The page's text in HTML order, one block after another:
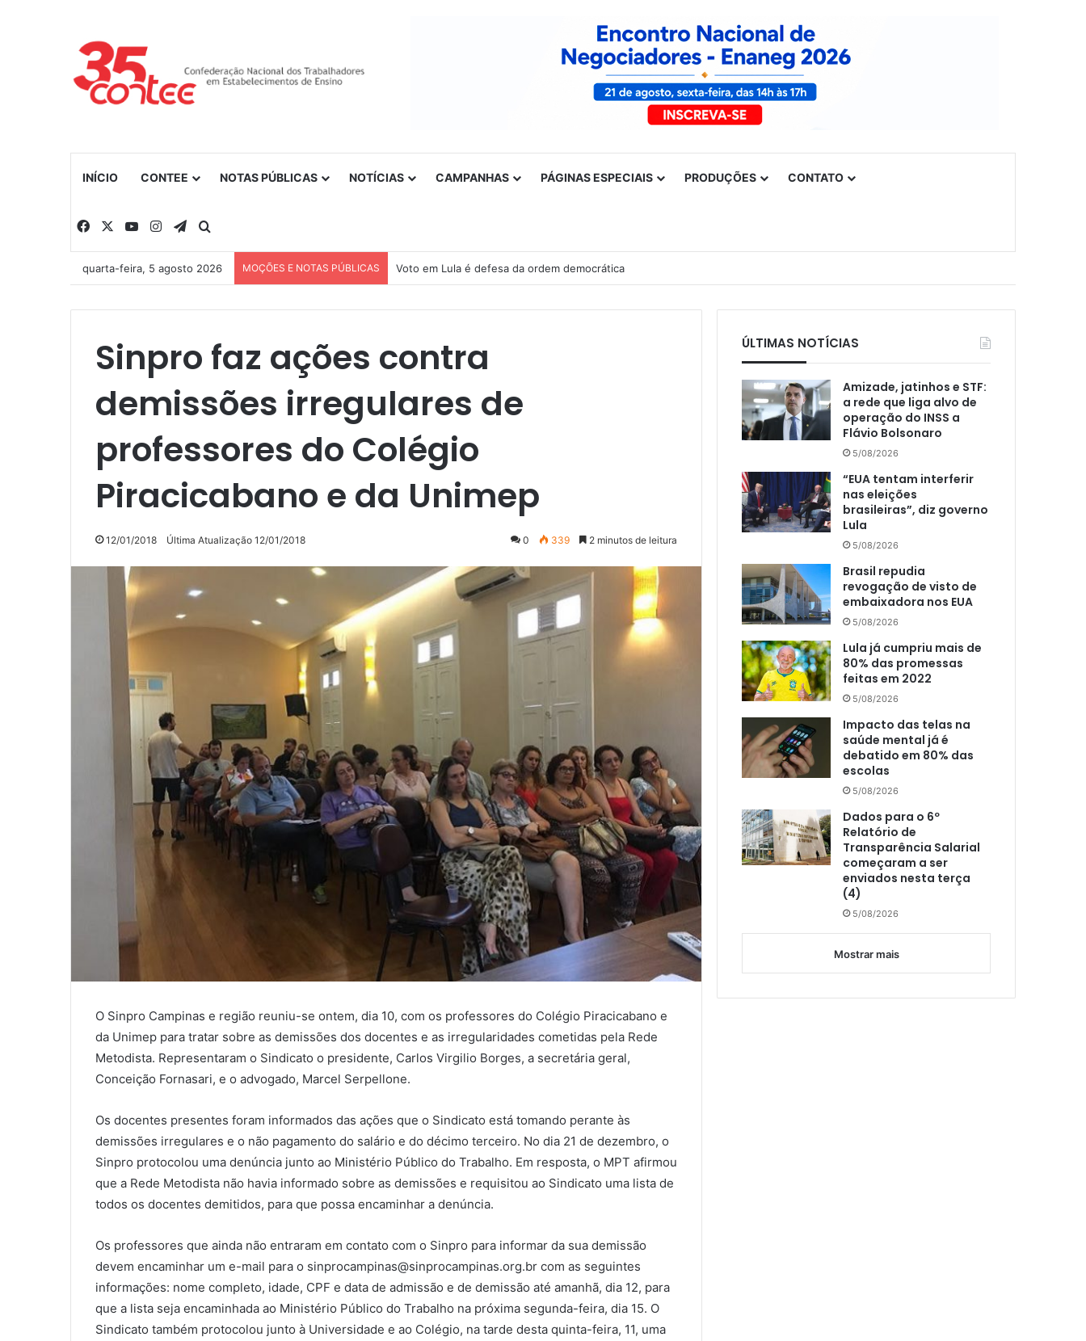
INÍCIO CONTEE NOTAS PÚBLICAS NOTÍCIAS CAMPANHAS PÁGINAS ESPECIAIS PRODUÇÕES CONTATO
Facebook YouTubeInstagramTelegram
quarta-feira, 5 agosto 2026 MOÇÕES E NOTAS PÚBLICAS Voto em Lula é defesa da ordem democrática
Sinpro faz ações contra
demissões irregulares de
professores do Colégio
Piracicabano e da Unimep
12/01/2018 Última Atualização 12/01/2018 0 339 2 minutos de leitura
O Sinpro Campinas e região reuniu-se ontem, dia 10, com os professores do Colégio Piracicabano e
da Unimep para tratar sobre as demissões dos docentes e as irregularidades cometidas pela Rede
Metodista. Representaram o Sindicato o presidente, Carlos Virgilio Borges, a secretária geral,
Conceição Fornasari, e o advogado, Marcel Serpellone.
Os docentes presentes foram informados das ações que o Sindicato está tomando perante às
demissões irregulares e o não pagamento do salário e do décimo terceiro. No dia 21 de dezembro, o
Sinpro protocolou uma denúncia junto ao Ministério Público do Trabalho. Em resposta, o MPT afirmou
que a Rede Metodista não havia informado sobre as demissões e requisitou ao Sindicato uma lista de
todos os docentes demitidos, para que possa encaminhar a denúncia.
Os professores que ainda não entraram em contato com o Sinpro para informar da sua demissão
devem encaminhar um e-mail para o sinprocampinas@sinprocampinas.org.br com as seguintes
informações: nome completo, idade, CPF e data de admissão e de demissão até amanhã, dia 12, para
que a lista seja encaminhada ao Ministério Público do Trabalho na próxima segunda-feira, dia 15. O
Sindicato também protocolou junto à Universidade e ao Colégio, na tarde desta quinta-feira, 11, uma
ÚLTIMAS NOTÍCIAS
Amizade, jatinhos e STF:
a rede que liga alvo de
operação do INSS a
Flávio Bolsonaro
5/08/2026
“EUA tentam interferir
nas eleições
brasileiras”, diz governo
Lula
5/08/2026
Brasil repudia
revogação de visto de
embaixadora nos EUA
5/08/2026
Lula já cumpriu mais de
80% das promessas
feitas em 2022
5/08/2026
Impacto das telas na
saúde mental já é
debatido em 80% das
escolas
5/08/2026
Dados para o 6º
Relatório de
Transparência Salarial
começaram a ser
enviados nesta terça
(4)
5/08/2026
Mostrar mais